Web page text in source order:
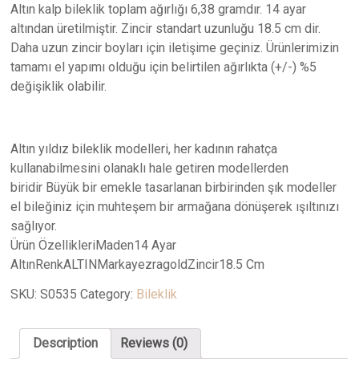
Altın kalp bileklik toplam ağırlığı 6,38 gramdır. 14 ayar
altından üretilmiştir. Zincir standart uzunluğu 18.5 cm dir.
Daha uzun zincir boyları için iletişime geçiniz. Ürünlerimizin
tamamı el yapımı olduğu için belirtilen ağırlıkta (+/-) %5
değişiklik olabilir.
Altın yıldız bileklik modelleri, her kadının rahatça
kullanabilmesini olanaklı hale getiren modellerden
biridir Büyük bir emekle tasarlanan birbirinden şık modeller
el bileğiniz için muhteşem bir armağana dönüşerek ışıltınızı
sağlıyor.
Ürün ÖzellikleriMaden14 Ayar
AltınRenkALTINMarkayezragoldZincir18.5 Cm
SKU:S0535 Category: Bileklik
Description Reviews (0)